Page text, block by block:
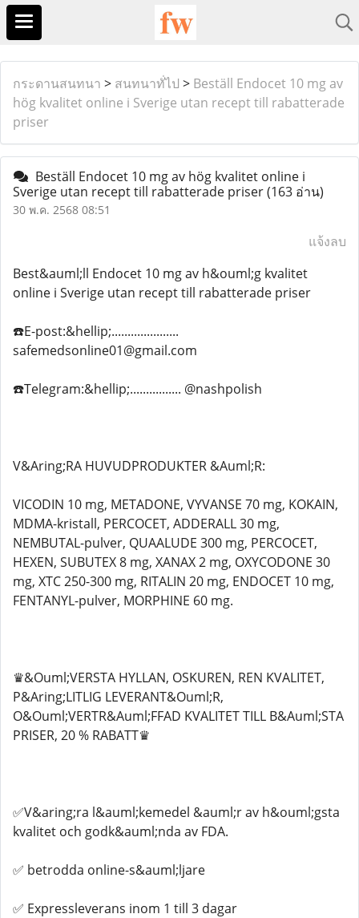
กระดานสนทนา > สนทนาทั่ไป > Beställ Endocet 10 mg av
hög kvalitet online i Sverige utan recept till rabatterade
priser
Beställ Endocet 10 mg av hög kvalitet online i
Sverige utan recept till rabatterade priser(163 อ่าน)
30 พ.ค. 2568 08:51
แจ้งลบ
Best&auml;ll Endocet 10 mg av h&ouml;g kvalitet
online i Sverige utan recept till rabatterade priser
☎️E-post:&hellip;.....................
safemedsonline01@gmail.com
☎️Telegram:&hellip;................ @nashpolish
V&Aring;RA HUVUDPRODUKTER &Auml;R:
VICODIN 10 mg, METADONE, VYVANSE 70 mg, KOKAIN,
MDMA-kristall, PERCOCET, ADDERALL 30 mg,
NEMBUTAL-pulver, QUAALUDE 300 mg, PERCOCET,
HEXEN, SUBUTEX 8 mg, XANAX 2 mg, OXYCODONE 30
mg, XTC 250-300 mg, RITALIN 20 mg, ENDOCET 10 mg,
FENTANYL-pulver, MORPHINE 60 mg.
♛&Ouml;VERSTA HYLLAN, OSKUREN, REN KVALITET,
P&Aring;LITLIG LEVERANT&Ouml;R,
O&Ouml;VERTR&Auml;FFAD KVALITET TILL B&Auml;STA
PRISER, 20 % RABATT♛
✅V&aring;ra l&auml;kemedel &auml;r av h&ouml;gsta
kvalitet och godk&auml;nda av FDA.
✅ betrodda online-s&auml;ljare
✅ Expressleverans inom 1 till 3 dagar